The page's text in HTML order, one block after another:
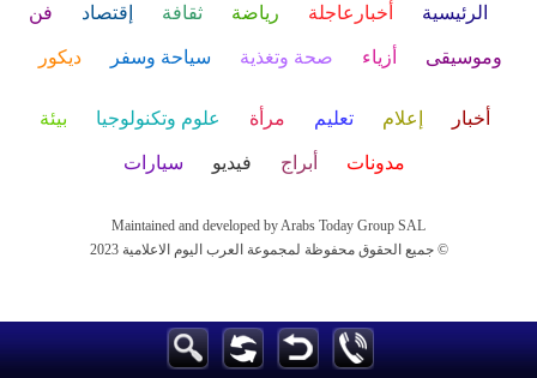
الرئيسية أخبارعاجلة رياضة ثقافة إقتصاد فن
وموسيقى أزياء صحة وتغذية سياحة وسفر ديكور
أخبار إعلام تعليم مرأة علوم وتكنولوجيا بيئة
مدونات أبراج فيديو سيارات
Maintained and developed by Arabs Today Group SAL
جميع الحقوق محفوظة لمجموعة العرب اليوم الاعلامية 2023 ©